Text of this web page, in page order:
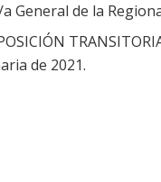
General de la
de 2021.